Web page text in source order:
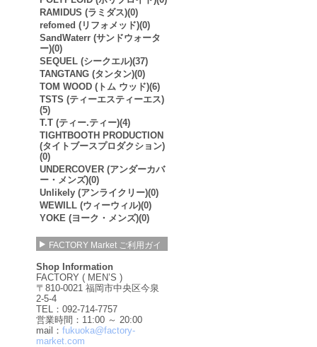
RAMIDUS (ラミダス)(0)
refomed (リフォメッド)(0)
SandWaterr (サンドウォータ
ー)(0)
SEQUEL (シークエル)(37)
TANGTANG (タンタン)(0)
TOM WOOD (トム ウッド)(6)
TSTS (ティーエスティーエス)
(5)
T.T (ティー.ティー)(4)
TIGHTBOOTH PRODUCTION
(タイトブースプロダクション)
(0)
UNDERCOVER (アンダーカバ
ー・メンズ)(0)
Unlikely (アンライクリー)(0)
WEWILL (ウィーウィル)(0)
YOKE (ヨーク・メンズ)(0)
FACTORY Market ご利用ガイ
Shop Information
FACTORY ( MEN’S )
〒810-0021 福岡市中央区今泉
2-5-4
TEL：092-714-7757
営業時間：11:00 ～ 20:00
mail： fukuoka@factory-
market.com